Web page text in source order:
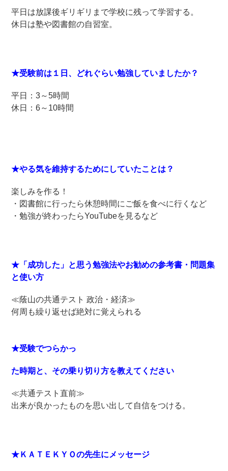
平日は放課後ギリギリまで学校に残って学習する。
休日は塾や図書館の自習室。
★受験前は１日、どれぐらい勉強していましたか？
平日：3～5時間
休日：6～10時間
★やる気を維持するためにしていたことは？
楽しみを作る！
・図書館に行ったら休憩時間にご飯を食べに行くなど
・勉強が終わったらYouTubeを見るなど
★「成功した」と思う勉強法やお勧めの参考書・問題集
と使い方
≪蔭山の共通テスト 政治・経済≫
何周も繰り返せば絶対に覚えられる
★受験でつらかっ
た時期と、その乗り切り方を教えてください
≪共通テスト直前≫
出来が良かったものを思い出して自信をつける。
★ＫＡＴＥＫＹＯの先生にメッセージ